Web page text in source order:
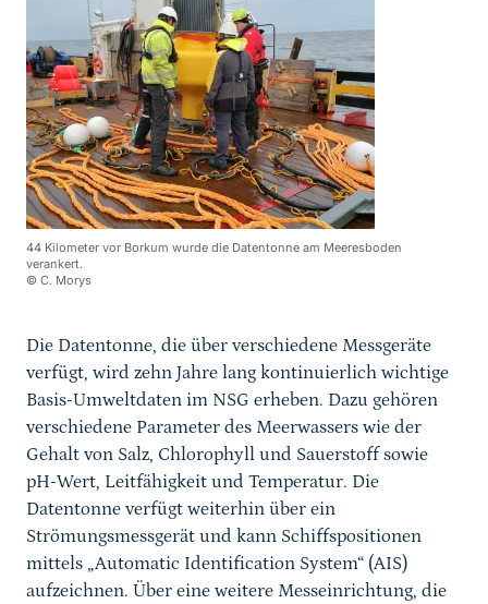
44 Kilometer vor Borkum wurde die Datentonne am Meeresboden
verankert.
© C. Morys
Die Datentonne, die über verschiedene Messgeräte
verfügt, wird zehn Jahre lang kontinuierlich wichtige
Basis-Umweltdaten im NSG erheben. Dazu gehören
verschiedene Parameter des Meerwassers wie der
Gehalt von Salz, Chlorophyll und Sauerstoff sowie
pH-Wert, Leitfähigkeit und Temperatur. Die
Datentonne verfügt weiterhin über ein
Strömungsmessgerät und kann Schiffspositionen
mittels „Automatic Identification System“ (AIS)
aufzeichnen. Über eine weitere Messeinrichtung, die